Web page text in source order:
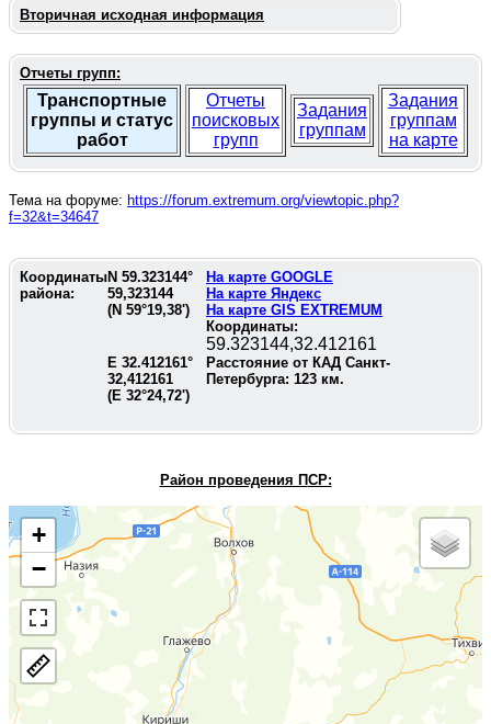
Вторичная исходная информация
Отчеты групп:
Транспортные
группы и статус
работ
Отчеты
поисковых
групп
Задания
группам
Задания
группам
на карте
Тема на форуме: https://forum.extremum.org/viewtopic.php?
f=32&t=34647
Координаты
района:
N 59.323144°
59,323144
(N 59°19,38')
На карте GOOGLE
На карте Яндекс
На карте GIS EXTREMUM
Координаты:
59.323144,32.412161
E 32.412161°
32,412161
(E 32°24,72')
Расстояние от КАД Санкт-
Петербурга: 123 км.
Район проведения ПСР:
+
−